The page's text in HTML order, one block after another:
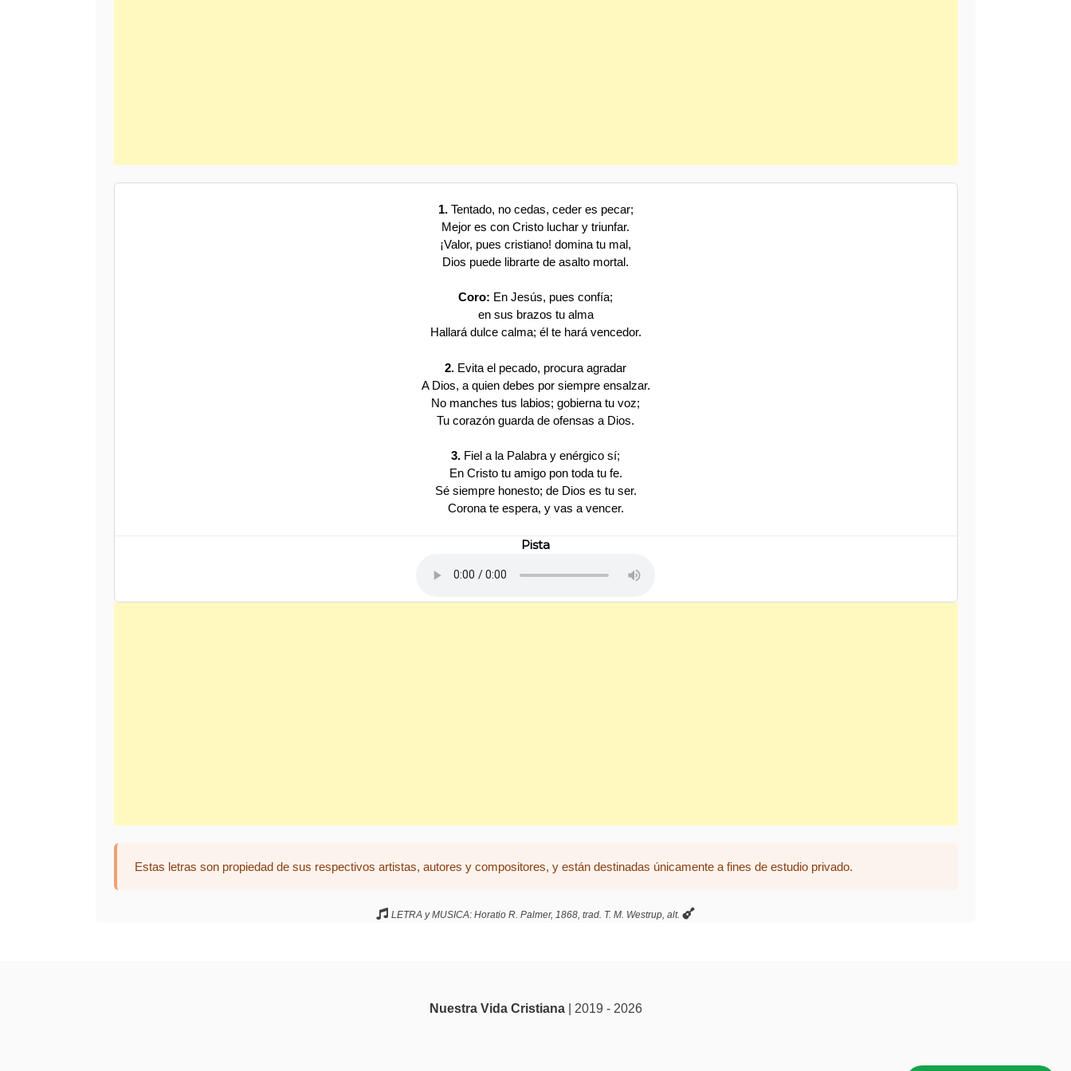
1.Tentado, no cedas, ceder es pecar;
Mejor es con Cristo luchar y triunfar.
¡Valor, pues cristiano! domina tu mal,
Dios puede librarte de asalto mortal.
Coro: En Jesús, pues confía;
en sus brazos tu alma
Hallará dulce calma; él te hará vencedor.
2. Evita el pecado, procura agradar
A Dios, a quien debes por siempre ensalzar.
No manches tus labios; gobierna tu voz;
Tu corazón guarda de ofensas a Dios.
3. Fiel a la Palabra y enérgico sí;
En Cristo tu amigo pon toda tu fe.
Sé siempre honesto; de Dios es tu ser.
Corona te espera, y vas a vencer.
Pista
Estas letras son propiedad de sus respectivos artistas, autores y compositores, y están destinadas únicamente a fines de estudio privado.
LETRA y MUSICA: Horatio R. Palmer, 1868, trad. T. M. Westrup, alt.
Nuestra Vida Cristiana| 2019 - 2026